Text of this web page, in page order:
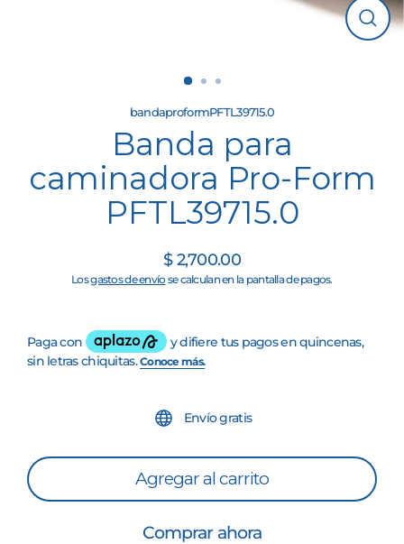
Cerrar
bandaproformPFTL39715.0
Banda para
caminadora Pro-Form
PFTL39715.0
Precio
habitual
$ 2,700.00
Losgastos de envío se calculan en la pantalla de pagos.
Envío gratis
Agregar al carrito
Comprar ahora